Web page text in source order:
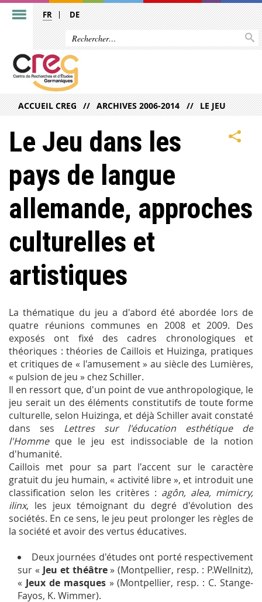
FR DE
ACCUEIL CREG ARCHIVES 2006-2014 LE JEU
Le Jeu dans les
pays de langue
allemande, approches
culturelles et
artistiques
La thématique du jeu a d'abord été abordée lors de
quatre réunions communes en 2008 et 2009. Des
exposés ont fixé des cadres chronologiques et
théoriques : théories de Caillois et Huizinga, pratiques
et critiques de « l'amusement » au siècle des Lumières,
« pulsion de jeu » chez Schiller.
Il en ressort que, d'un point de vue anthropologique, le
jeu serait un des éléments constitutifs de toute forme
culturelle, selon Huizinga, et déjà Schiller avait constaté
dans ses Lettres sur l'éducation esthétique de
l'Hommeque le jeu est indissociable de la notion
d'humanité.
Caillois met pour sa part l'accent sur le caractère
gratuit du jeu humain, « activité libre », et introduit une
classification selon les critères : agôn, alea, mimicry,
ilinx, les jeux témoignant du degré d'évolution des
sociétés. En ce sens, le jeu peut prolonger les règles de
la société et avoir des vertus éducatives.
Deux journées d'études ont porté respectivement
sur «Jeu et théâtre» (Montpellier, resp. : P.Wellnitz),
« Jeux de masques» (Montpellier, resp. : C. Stange-
Fayos, K. Wimmer).